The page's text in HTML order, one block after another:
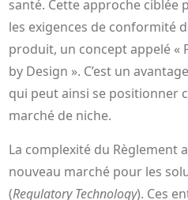
santé. Cette approche
les exigences de conformité
produit, un concept appelé «
by Design ». C’est un
qui peut ainsi se positionner
marché de niche.
La complexité du Règlement
nouveau marché pour les
(Regulatory Technology). Ces